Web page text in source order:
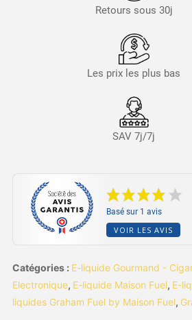
Retours sous 30j
Les prix les plus bas
SAV 7j/7j
Basé sur 1 avis
VOIR LES AVIS
Catégories : E-liquide Gourmand -
Electronique, E-liquide Maison Fuel, E-
liquides Graham Fuel by Maison Fuel,